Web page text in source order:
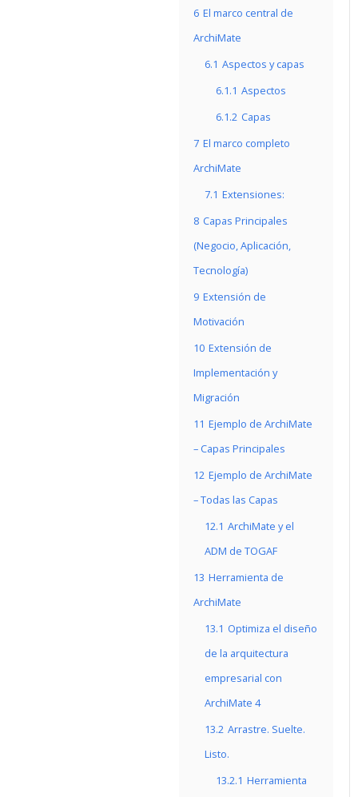
6 El marco central de
ArchiMate
6.1 Aspectos y capas
6.1.1 Aspectos
6.1.2 Capas
7 El marco completo
ArchiMate
7.1 Extensiones:
8 Capas Principales
(Negocio, Aplicación,
Tecnología)
9 Extensión de
Motivación
10 Extensión de
Implementación y
Migración
11 Ejemplo de ArchiMate
– Capas Principales
12 Ejemplo de ArchiMate
– Todas las Capas
12.1 ArchiMate y el
ADM de TOGAF
13 Herramienta de
ArchiMate
13.1 Optimiza el diseño
de la arquitectura
empresarial con
ArchiMate 4
13.2 Arrastre. Suelte.
Listo.
13.2.1 Herramienta